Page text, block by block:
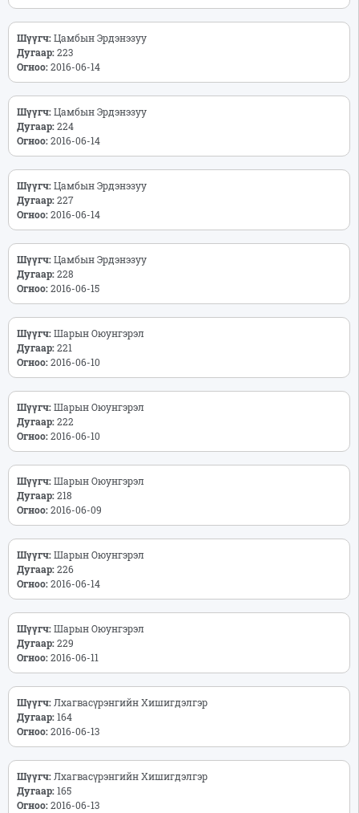
Шүүгч:Цамбын Эрдэнэзуу
Дугаар:223
Огноо:2016-06-14
Шүүгч:Цамбын Эрдэнэзуу
Дугаар:224
Огноо:2016-06-14
Шүүгч:Цамбын Эрдэнэзуу
Дугаар:227
Огноо:2016-06-14
Шүүгч:Цамбын Эрдэнэзуу
Дугаар:228
Огноо:2016-06-15
Шүүгч:Шарын Оюунгэрэл
Дугаар:221
Огноо:2016-06-10
Шүүгч:Шарын Оюунгэрэл
Дугаар:222
Огноо:2016-06-10
Шүүгч:Шарын Оюунгэрэл
Дугаар:218
Огноо:2016-06-09
Шүүгч:Шарын Оюунгэрэл
Дугаар:226
Огноо:2016-06-14
Шүүгч:Шарын Оюунгэрэл
Дугаар:229
Огноо:2016-06-11
Шүүгч: Лхагвасүрэнгийн Хишигдэлгэр
Дугаар:164
Огноо:2016-06-13
Шүүгч: Лхагвасүрэнгийн Хишигдэлгэр
Дугаар:165
Огноо:2016-06-13